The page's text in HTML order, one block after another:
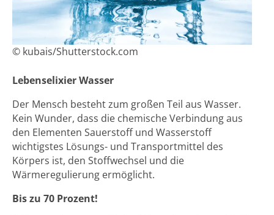
© kubais/Shutterstock.com
Lebenselixier Wasser
Der Mensch besteht zum großen Teil aus Wasser.
Kein Wunder, dass die chemische Verbindung aus
den Elementen Sauerstoff und Wasserstoff
wichtigstes Lösungs- und Transportmittel des
Körpers ist, den Stoffwechsel und die
Wärmeregulierung ermöglicht.
Bis zu 70 Prozent!